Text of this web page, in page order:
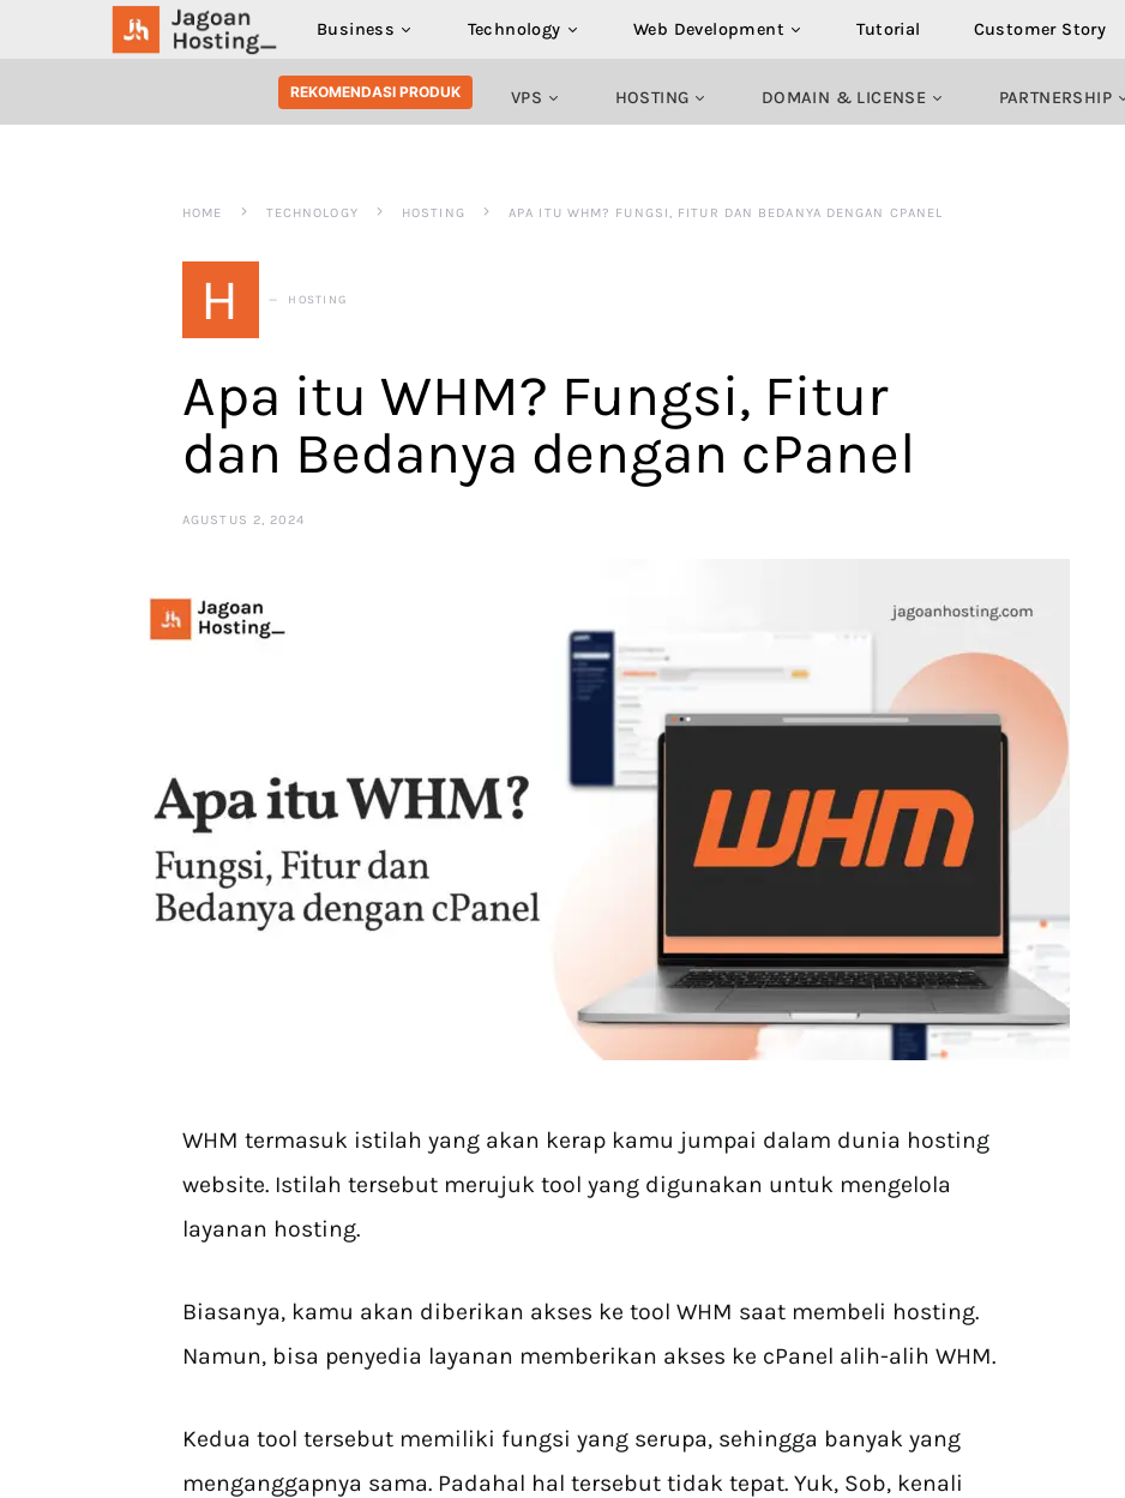
Business Technology Web Development Tutorial Customer Story
SEARCH FOR:
REKOMENDASI PRODUK VPS HOSTING DOMAIN & LICENSE PARTNERSHIP
HOME TECHNOLOGY HOSTING APA ITU WHM? FUNGSI, FITUR DAN BEDANYA DENGAN CPANEL
H HOSTING
Apa itu WHM? Fungsi, Fitur
dan Bedanya dengan cPanel
AGUSTUS 2, 2024
WHM termasuk istilah yang akan kerap kamu jumpai dalam dunia hosting
website. Istilah tersebut merujuk tool yang digunakan untuk mengelola
layanan hosting.
Biasanya, kamu akan diberikan akses ke tool WHM saat membeli hosting.
Namun, bisa penyedia layanan memberikan akses ke cPanel alih-alih WHM.
Kedua tool tersebut memiliki fungsi yang serupa, sehingga banyak yang
menganggapnya sama. Padahal hal tersebut tidak tepat. Yuk, Sob, kenali